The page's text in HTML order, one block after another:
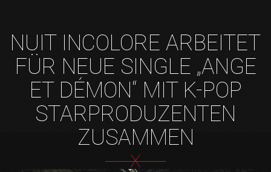
NUIT INCOLORE ARBEITET
FÜR NEUE SINGLE „ANGE
ET DÉMON“ MIT K-POP
STARPRODUZENTEN
ZUSAMMEN
X